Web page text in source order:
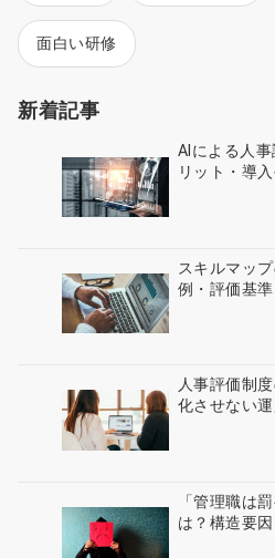
面白い研修
新着記事
AIによる人
リット・導
スキルマッ
例・評価基
人事評価制
化させない
「管理職は
は？構造要